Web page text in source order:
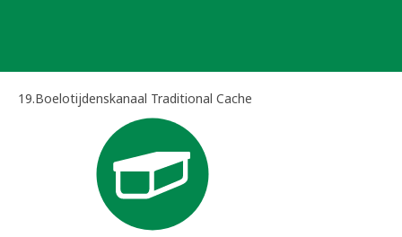
19.Boelotijdenskanaal Traditional Cache